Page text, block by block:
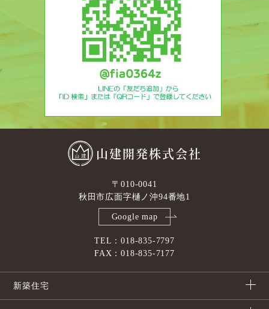
山建開発株式会社
〒010-0041
秋田市広面字樋ノ沖94番地1
Google map
TEL：018-835-7797
FAX：018-835-7177
新築住宅